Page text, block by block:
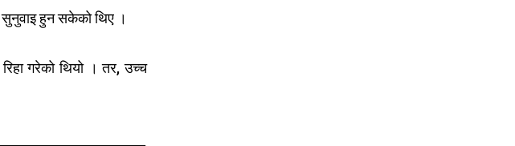
सुनुवाइहुनसकेकोथिए ।
रिहा गरेको थियो । तर,उच्च